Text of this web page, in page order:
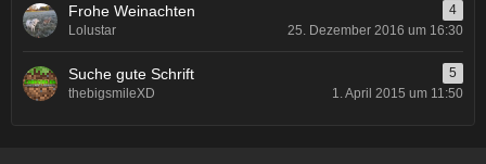
Frohe Weinachten
4
Lolustar
25. Dezember 2016 um 16:30
Suche gute Schrift
5
thebigsmileXD
1. April 2015 um 11:50